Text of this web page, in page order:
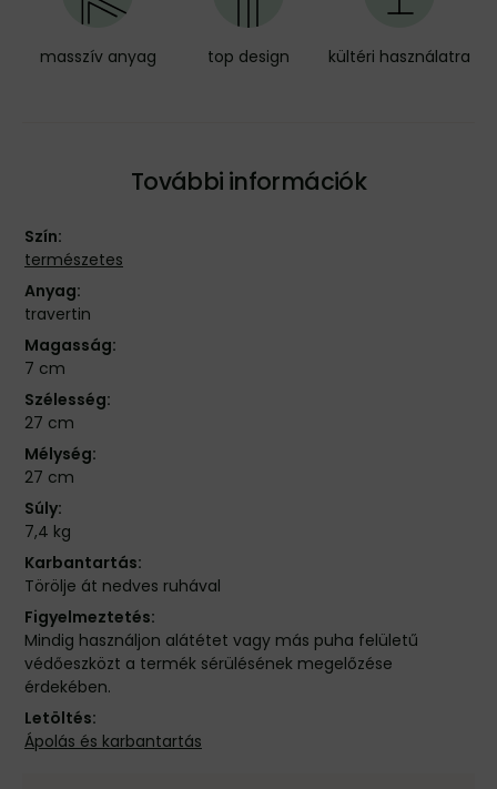
masszív anyag top design kültéri használatra
További információk
Szín:
természetes
Anyag:
travertin
Magasság:
7 cm
Szélesség:
27 cm
Mélység:
27 cm
Súly:
7,4 kg
Karbantartás:
Törölje át nedves ruhával
Figyelmeztetés:
Mindig használjon alátétet vagy más puha felületű
védőeszközt a termék sérülésének megelőzése
érdekében.
Letöltés:
Ápolás és karbantartás